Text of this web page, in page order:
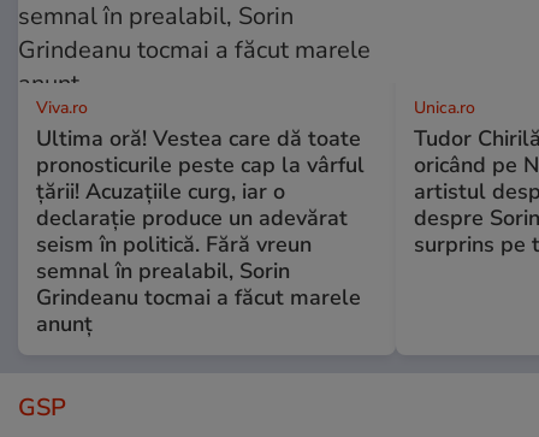
Viva.ro
Ultima oră! Vestea care dă toate
pronosticurile peste cap la vârful
țării! Acuzațiile curg, iar o
declarație produce un adevărat
seism în politică. Fără vreun
semnal în prealabil, Sorin
Grindeanu tocmai a făcut marele
anunț
Unica.ro
Tudor
oricând pe
artistul
despre
surprins pe
GSP